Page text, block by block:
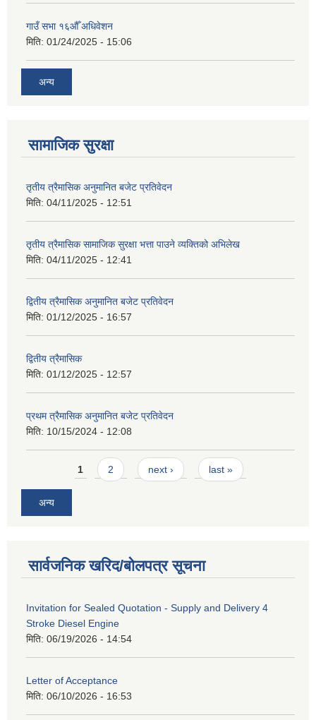
गाउँ सभा १६औँ अधिवेशन
मिति: 01/24/2025 - 15:06
अन्य
सामाजिक सुरक्षा
तृतीय त्रैमासिक अनुमानित बजेट प्रतिवेदन
मिति: 04/11/2025 - 12:51
तृतीय त्रैमासिक सामाजिक सुरक्षा भत्ता पाउने व्यक्तिको अभिलेख
मिति: 04/11/2025 - 12:41
द्वितीय त्रैमासिक अनुमानित बजेट प्रतिवेदन
मिति: 01/12/2025 - 16:57
द्वितीय त्रैमासिक
मिति: 01/12/2025 - 12:57
प्रथम त्रैमासिक अनुमानित बजेट प्रतिवेदन
मिति: 10/15/2024 - 12:08
Pages1 2 next › last »
अन्य
सार्वजनिक खरिद/बोलपत्र सूचना
Invitation for Sealed Quotation - Supply and Delivery 4
Stroke Diesel Engine
मिति: 06/19/2026 - 14:54
Letter of Acceptance
मिति: 06/10/2026 - 16:53